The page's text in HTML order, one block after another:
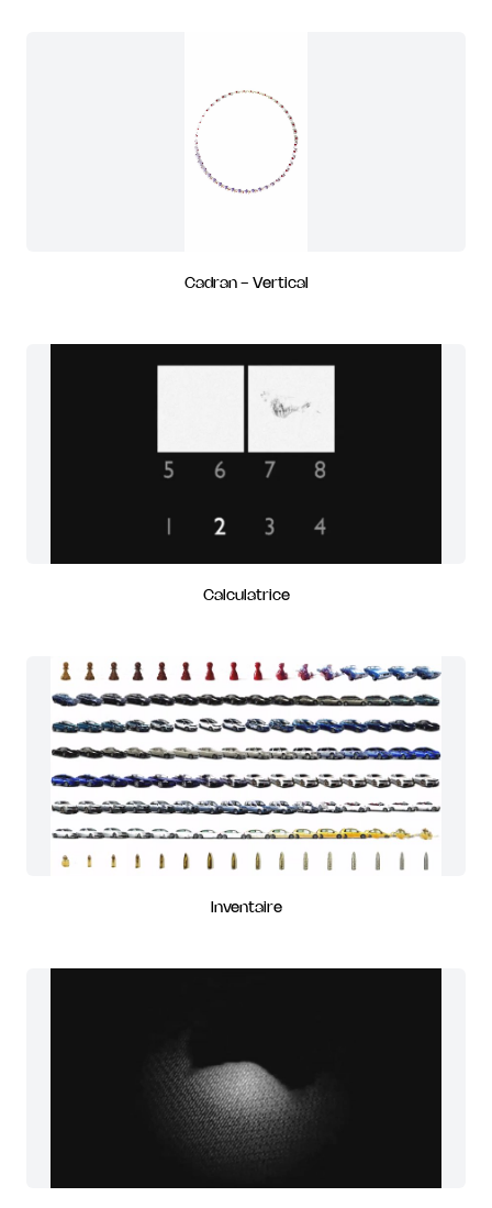
Cadran - Vertical
Calculatrice
Inventaire